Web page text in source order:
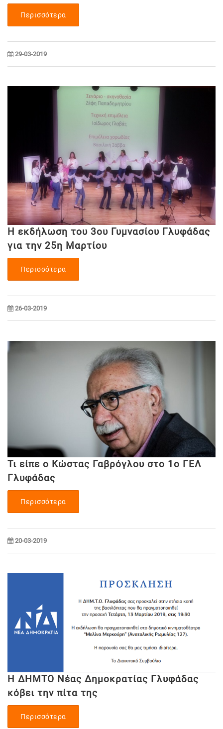
Περισσότερα
29-03-2019
Η εκδήλωση του 3ου Γυμνασίου Γλυφάδας
για την 25η Μαρτίου
Περισσότερα
26-03-2019
Τι είπε ο Κώστας Γαβρόγλου στο 1ο ΓΕΛ
Γλυφάδας
Περισσότερα
20-03-2019
Η ΔΗΜΤΟ Νέας Δημοκρατίας Γλυφάδας
κόβει την πίτα της
Περισσότερα